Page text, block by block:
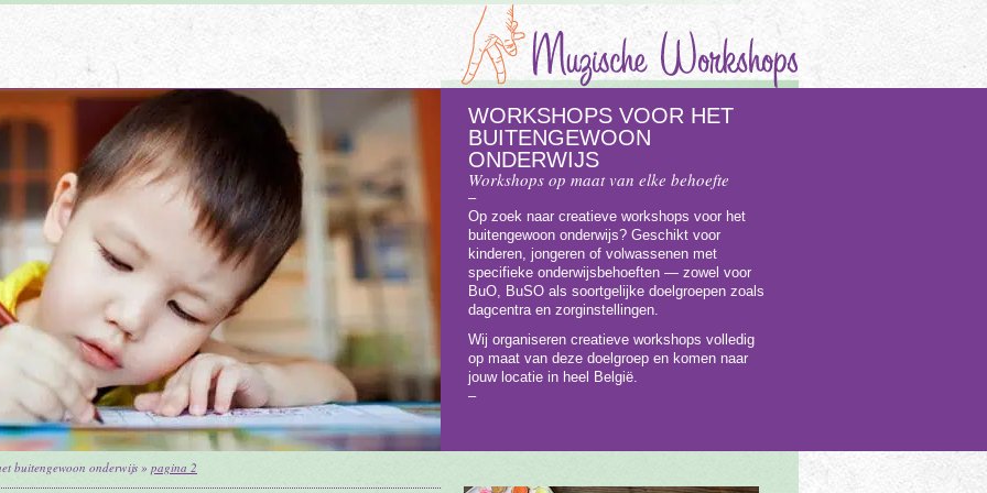
WORKSHOPS VOOR HET
BUITENGEWOON
ONDERWIJS
Workshops op maat van elke behoefte
–
Op zoek naar creatieve workshops voor het
buitengewoon onderwijs? Geschikt voor
kinderen, jongeren of volwassenen met
specifieke onderwijsbehoeften — zowel voor
BuO, BuSO als soortgelijke doelgroepen zoals
dagcentra en zorginstellingen.
Wij organiseren creatieve workshops volledig
op maat van deze doelgroep en komen naar
jouw locatie in heel België.
–
buitengewoon onderwijs » pagina 2